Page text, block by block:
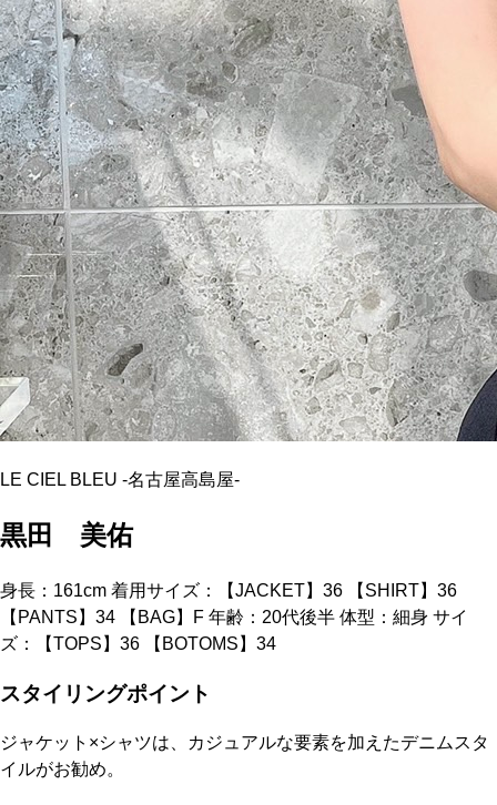
LE CIEL BLEU -名古屋高島屋-
黒田 美佑
身長：161cm 着用サイズ：【JACKET】36 【SHIRT】36
【PANTS】34 【BAG】F 年齢：20代後半 体型：細身 サイ
ズ：【TOPS】36 【BOTOMS】34
スタイリングポイント
ジャケット×シャツは、カジュアルな要素を加えたデニムスタ
イルがお勧め。